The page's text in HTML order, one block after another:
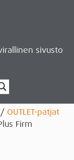
sivusto
/ OUTLET-patjat
Firm